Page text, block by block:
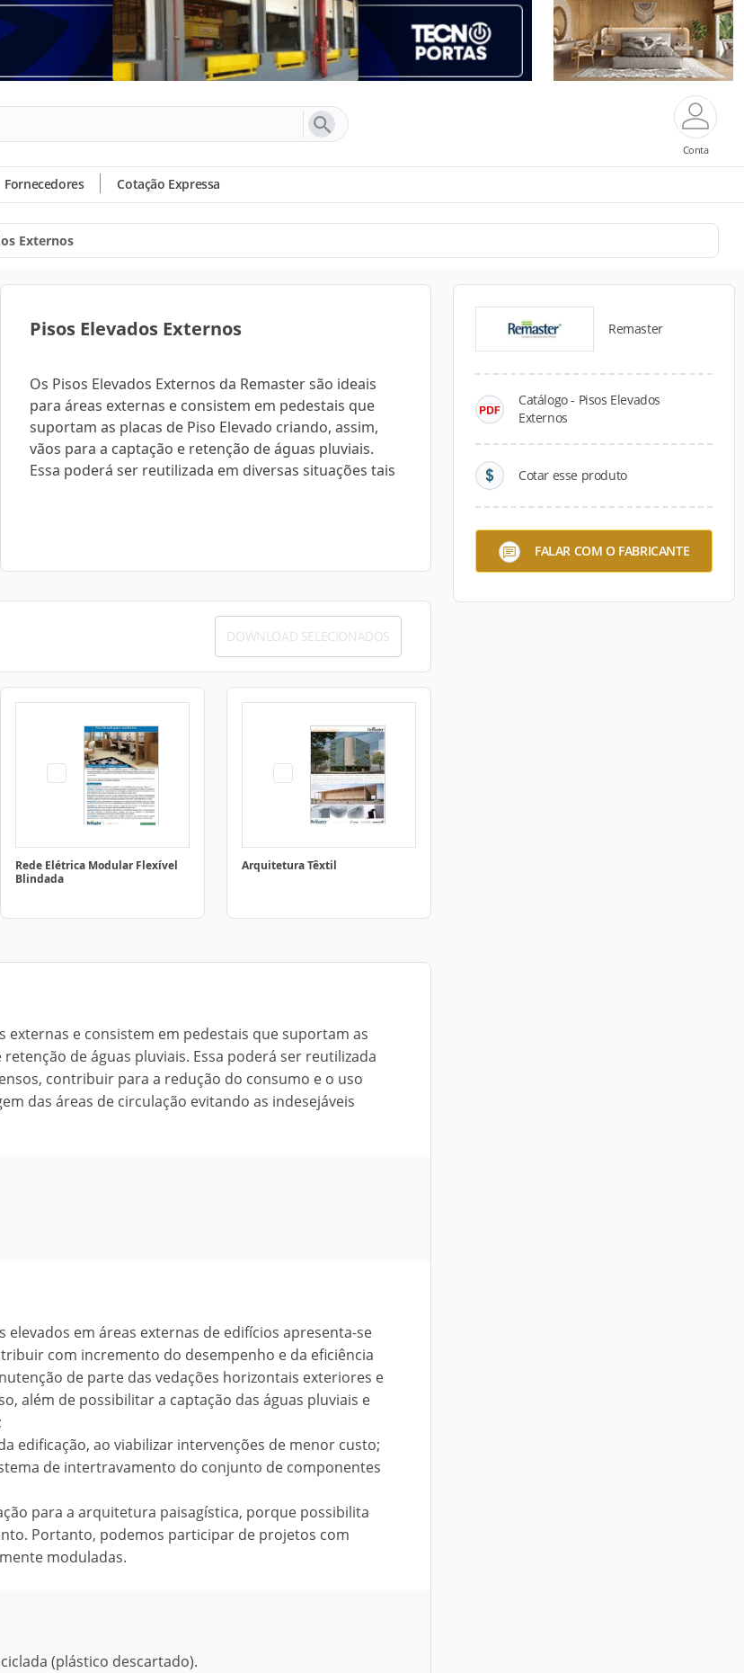
Conta
Fornecedores Cotação Expressa
Externos
Pisos Elevados Externos
Os Pisos Elevados Externos da Remaster são ideais
para áreas externas e consistem em pedestais que
suportam as placas de Piso Elevado criando, assim,
vãos para a captação e retenção de águas pluviais.
Essa poderá ser reutilizada em diversas situações tais
Remaster
Catálogo - Pisos Elevados
Externos
Cotar esse produto
FALAR COM O FABRICANTE
DOWNLOAD SELECIONADOS
Rede Elétrica Modular Flexível
Blindada
Arquitetura Têxtil
externas e consistem em pedestais que suportam as
de águas pluviais. Essa poderá ser reutilizada
contribuir para a redução do consumo e o uso
das áreas de circulação evitando as indesejáveis
em áreas externas de edifícios apresenta-se
com incremento do desempenho e da eficiência
de parte das vedações horizontais exteriores e
além de possibilitar a captação das águas pluviais e
edificação, ao viabilizar intervenções de menor custo;
de intertravamento do conjunto de componentes
para a arquitetura paisagística, porque possibilita
Portanto, podemos participar de projetos com
moduladas.
(plástico descartado).